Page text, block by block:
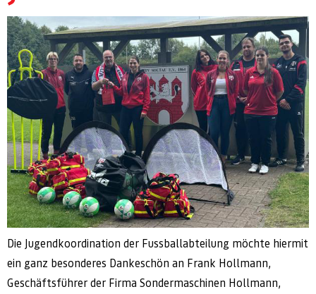
Die Jugendkoordination der Fussballabteilung möchte hiermit
ein ganz besonderes Dankeschön an Frank Hollmann,
Geschäftsführer der Firma Sondermaschinen Hollmann,